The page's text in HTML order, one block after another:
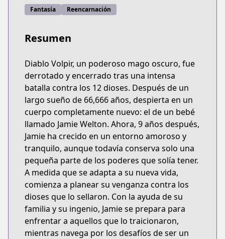
Fantasía Reencarnación
Resumen
Diablo Volpir, un poderoso mago oscuro, fue
derrotado y encerrado tras una intensa
batalla contra los 12 dioses. Después de un
largo sueño de 66,666 años, despierta en un
cuerpo completamente nuevo: el de un bebé
llamado Jamie Welton. Ahora, 9 años después,
Jamie ha crecido en un entorno amoroso y
tranquilo, aunque todavía conserva solo una
pequeña parte de los poderes que solía tener.
A medida que se adapta a su nueva vida,
comienza a planear su venganza contra los
dioses que lo sellaron. Con la ayuda de su
familia y su ingenio, Jamie se prepara para
enfrentar a aquellos que lo traicionaron,
mientras navega por los desafíos de ser un